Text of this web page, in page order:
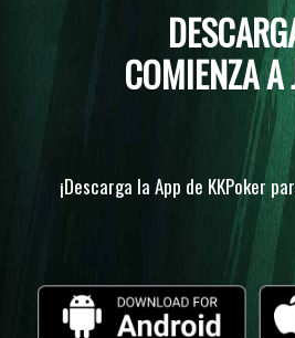
COMIENZA A
¡Descarga la App de KKPoker